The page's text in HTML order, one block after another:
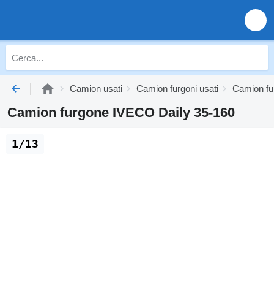
Camion usati Camion furgoni usati Camion
Camion furgone IVECO Daily 35-160
1/13